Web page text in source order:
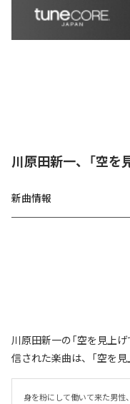
川原田新一、「空を
新曲情報
川原田新一の「空を見上
信された楽曲は、「空を見
身を粉にして働いて来た男性